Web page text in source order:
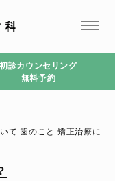
初診カウンセリング
無料予約
て 歯のこと 矯正治療に